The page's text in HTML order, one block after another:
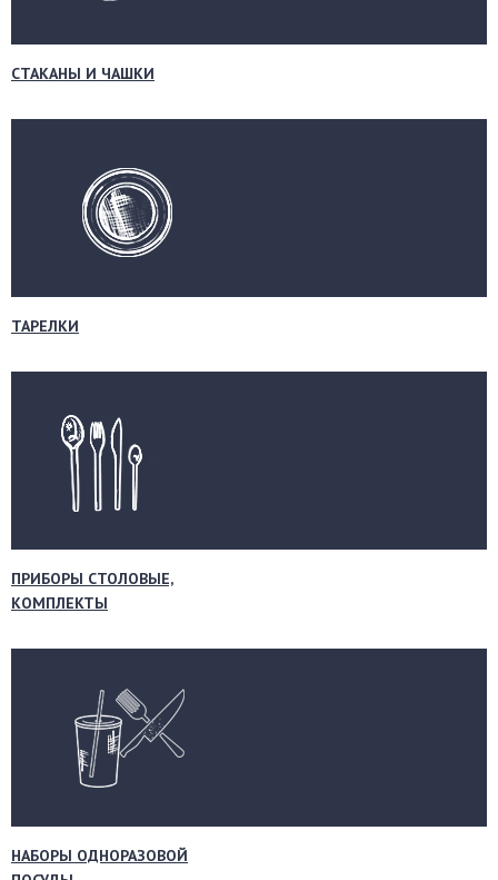
СТАКАНЫ И ЧАШКИ
ТАРЕЛКИ
ПРИБОРЫ СТОЛОВЫЕ,
КОМПЛЕКТЫ
НАБОРЫ ОДНОРАЗОВОЙ